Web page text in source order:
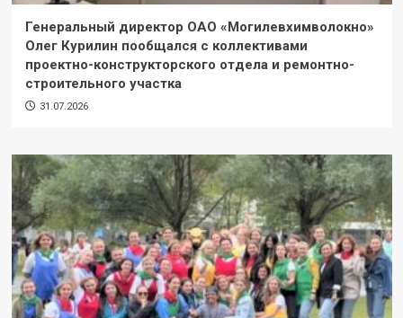
Генеральный директор ОАО «Могилевхимволокно»
Олег Курилин пообщался с коллективами
проектно-конструкторского отдела и ремонтно-
строительного участка
31.07.2026